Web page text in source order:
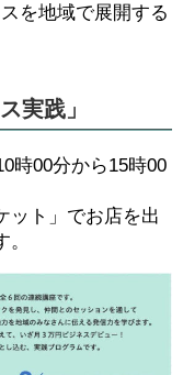
を地域で展開する
実践」
時00分から15時00
ット」でお店を出